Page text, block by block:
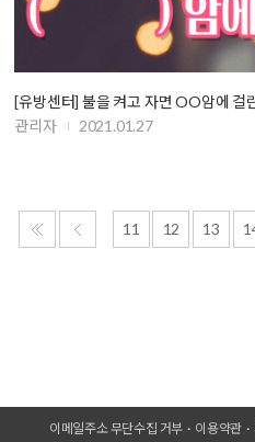
[유방센터] 불을 켜고 자면 OO암에 걸
관리자
2021.01.27
11 12 13
이메일주소 무단수집 거부 이용약관